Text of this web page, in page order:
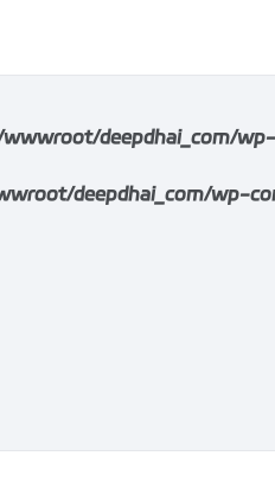
deepdhai_com/
deepdhai_com/wp-